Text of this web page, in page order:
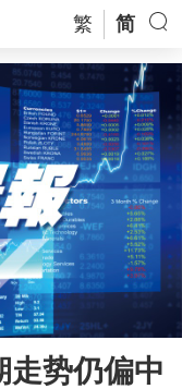
繁 简
走势仍偏中